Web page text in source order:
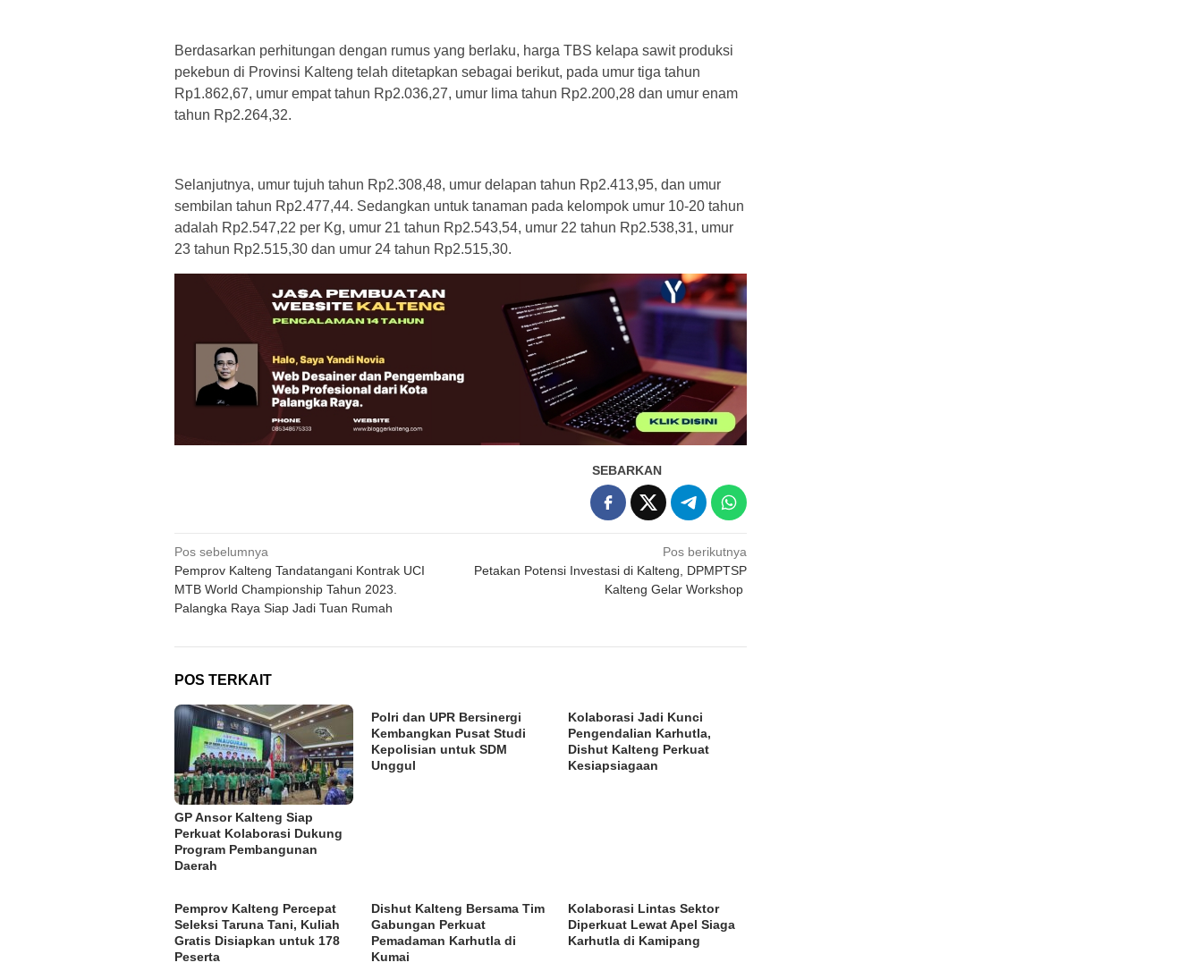
Berdasarkan perhitungan dengan rumus yang berlaku, harga TBS kelapa sawit produksi
pekebun di Provinsi Kalteng telah ditetapkan sebagai berikut, pada umur tiga tahun
Rp1.862,67, umur empat tahun Rp2.036,27, umur lima tahun Rp2.200,28 dan umur enam
tahun Rp2.264,32.
Selanjutnya, umur tujuh tahun Rp2.308,48, umur delapan tahun Rp2.413,95, dan umur
sembilan tahun Rp2.477,44. Sedangkan untuk tanaman pada kelompok umur 10-20 tahun
adalah Rp2.547,22 per Kg, umur 21 tahun Rp2.543,54, umur 22 tahun Rp2.538,31, umur
23 tahun Rp2.515,30 dan umur 24 tahun Rp2.515,30.
SEBARKAN
Navigasi
pos
Pos sebelumnya
Pemprov Kalteng Tandatangani Kontrak UCI
MTB World Championship Tahun 2023.
Palangka Raya Siap Jadi Tuan Rumah
Pos berikutnya
Petakan Potensi Investasi di Kalteng, DPMPTSP
Kalteng Gelar Workshop
POS TERKAIT
GP Ansor Kalteng Siap
Perkuat Kolaborasi Dukung
Program Pembangunan
Daerah
Polri dan UPR Bersinergi
Kembangkan Pusat Studi
Kepolisian untuk SDM
Unggul
Kolaborasi Jadi Kunci
Pengendalian Karhutla,
Dishut Kalteng Perkuat
Kesiapsiagaan
Pemprov Kalteng Percepat
Seleksi Taruna Tani, Kuliah
Gratis Disiapkan untuk 178
Peserta
Dishut Kalteng Bersama Tim
Gabungan Perkuat
Pemadaman Karhutla di
Kumai
Kolaborasi Lintas Sektor
Diperkuat Lewat Apel Siaga
Karhutla di Kamipang